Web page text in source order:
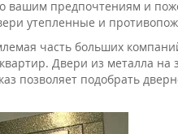
вашим предпочтениям и
утепленные и
часть больших
Двери из металла на
позволяет подобрать